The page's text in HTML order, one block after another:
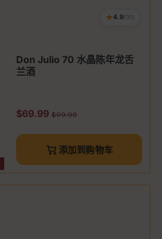
★4.9(31)
Don Julio 70 水晶陈年龙舌
兰酒
促销价
$69.99 原价
$99.99
添加到购物车